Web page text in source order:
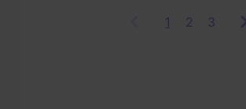
1 Showing
2 3